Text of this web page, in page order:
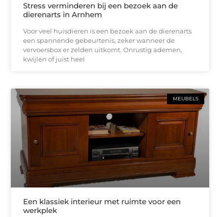
Stress verminderen bij een bezoek aan de
dierenarts in Arnhem
Voor veel huisdieren is een bezoek aan de dierenarts
een spannende gebeurtenis, zeker wanneer de
vervoersbox er zelden uitkomt. Onrustig ademen,
kwijlen of juist heel
MEUBELS
Een klassiek interieur met ruimte voor een
werkplek